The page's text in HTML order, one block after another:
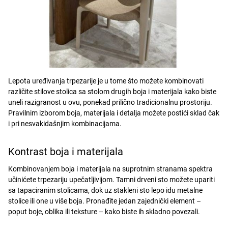
Lepota uređivanja trpezarije je u tome što možete kombinovati
različite stilove stolica sa stolom drugih boja i materijala kako biste
uneli razigranost u ovu, ponekad prilično tradicionalnu prostoriju.
Pravilnim izborom boja, materijala i detalja možete postići sklad čak
i pri nesvakidašnjim kombinacijama.
Kontrast boja i materijala
Kombinovanjem boja i materijala na suprotnim stranama spektra
učinićete trpezariju upečatljivijom. Tamni drveni sto možete upariti
sa tapaciranim stolicama, dok uz stakleni sto lepo idu metalne
stolice ili one u više boja. Pronađite jedan zajednički element –
poput boje, oblika ili teksture – kako biste ih skladno povezali.